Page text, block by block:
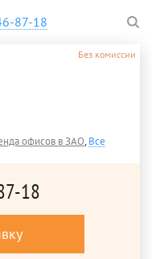
87-18
Без комиссии
офисов в ЗАО,Все
18